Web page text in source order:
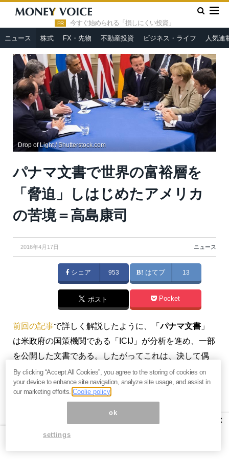
PR 今すぐ始められる「損しにくい投資」
ニュース 株式 FX・先物 不動産投資 ビジネス・ライフ 人気連
HOME » ニュース »
パナマ文書で世界の富裕層を「脅迫」しは
じめたアメリカの苦境＝高島康司
Drop of Light / Shutterstock.com
パナマ文書で世界の富裕層を
「脅迫」しはじめたアメリカ
の苦境＝高島康司
2016年4月17日 ニュース
シェア 953 はてブ 13
ポスト Pocket
前回の記事で詳しく解説したように、「パナマ文書 」
は米政府の国策機関である「ICIJ」が分析を進め、一部
を公開した文書である。したがってこれは、決して偶
然に公開されたものではない。そこには、米政府の国
家戦略上の目的があると見て間違いない。
ではその目的はなんであろうか？調べてみると、そこ
複数の目的があるようだ。前回、北朝鮮
のキム・ジョンウン体制の壊滅に向かう動きとの関連
を解説すると予告したが、これついては次回の記事で
×
By clicking “Accept All Cookies”, you agree to the storing of cookies on
your device to enhance site navigation, analyze site usage, and assist in
our marketing efforts.Coolie policy
ok
settings